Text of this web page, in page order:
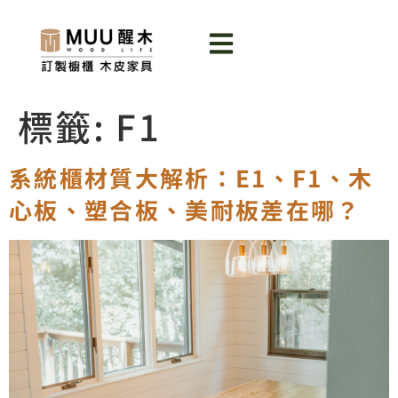
標籤: F1
系統櫃材質大解析：E1、F1、木
心板、塑合板、美耐板差在哪？